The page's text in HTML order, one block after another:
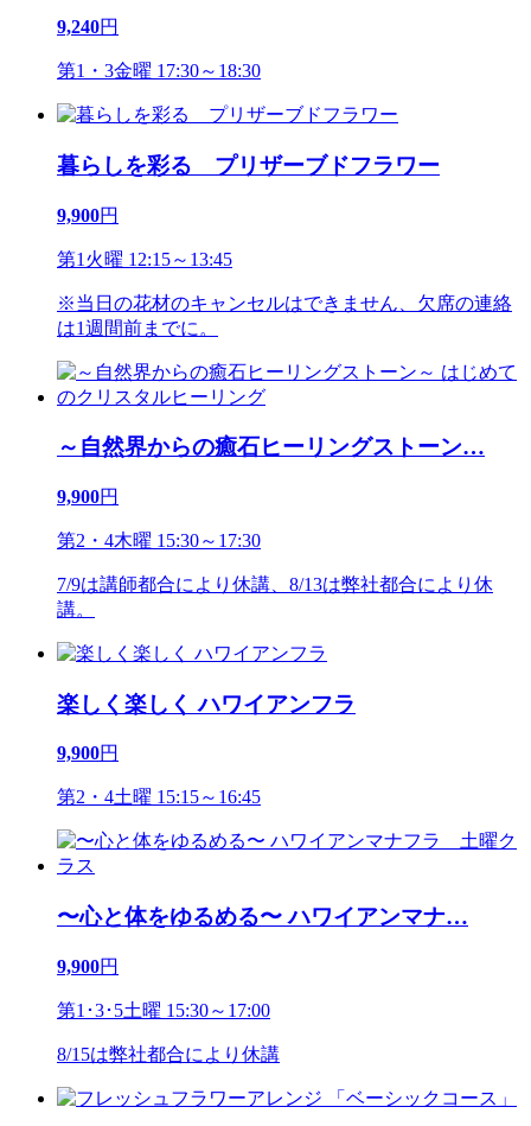
9,240円
第1・3金曜 17:30～18:30
暮らしを彩る プリザーブドフラワー
9,900円
第1火曜 12:15～13:45
※当日の花材のキャンセルはできません、欠席の連絡
は1週間前までに。
～自然界からの癒石ヒーリングストーン…
9,900円
第2・4木曜 15:30～17:30
7/9は講師都合により休講、8/13は弊社都合により休
講。
楽しく楽しく ハワイアンフラ
9,900円
第2・4土曜 15:15～16:45
〜心と体をゆるめる〜 ハワイアンマナ…
9,900円
第1･3･5土曜 15:30～17:00
8/15は弊社都合により休講